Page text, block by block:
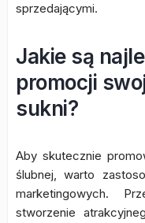
sprzedającymi.
Jakie są
promocji
sukni?
Aby skutecznie
ślubnej, warto
marketingowych.
stworzenie